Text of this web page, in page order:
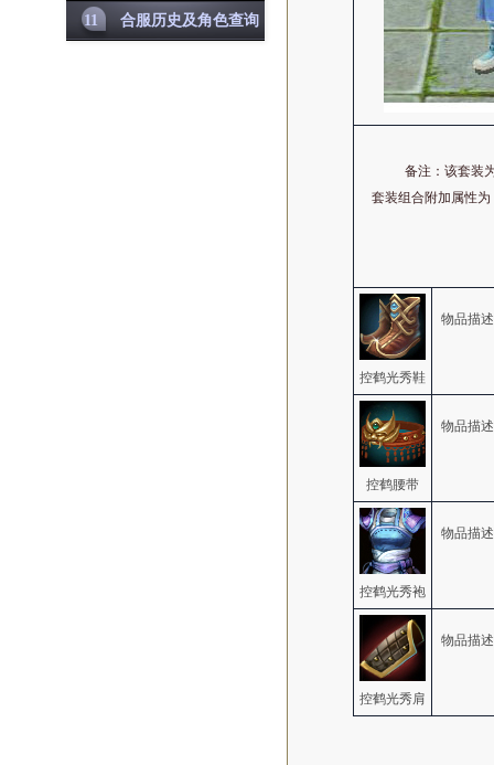
备注：该套装
套装组合附加属性
控鹤光秀鞋
物品描
控鹤腰带
物品描
控鹤光秀袍
物品描
控鹤光秀肩
物品描
11 合服历史及角色查询